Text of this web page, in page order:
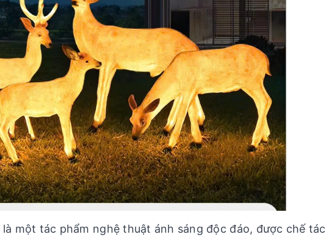
là một tác phẩm nghệ thuật ánh sáng độc đáo, được chế tác